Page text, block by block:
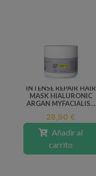
INTENSE REPAIR HAIR
MASK HIALURONIC
ARGAN MYFACIALIST
28,90 €
Añadir al
carrito